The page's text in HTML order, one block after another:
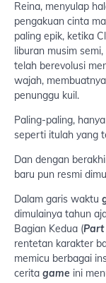
Reina, menyulap
pengakuan cinta
paling epik, ketika
liburan musim
telah berevolusi
wajah,
penunggu kuil.
Paling-paling,
seperti itulah yang
Dan dengan
baru pun resmi
Dalam garis waktu
dimulainya tahun
Bagian Kedua (Part
rentetan karakter
memicu berbagai
cerita game ini